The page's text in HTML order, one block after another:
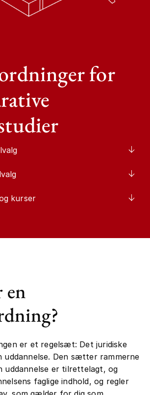
for
kurser
en
er et regelsæt: Det juridiske
uddannelse. Den sætter rammerne
uddannelse er tilrettelagt, og
faglige indhold, og regler